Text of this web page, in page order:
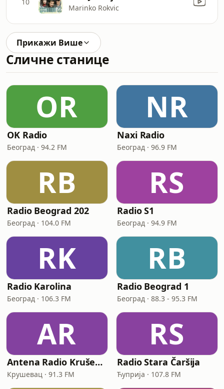
Marinko Rokvic
Прикажи Више
Сличне станице
OR
OK Radio
Београд · 94.2 FM
NR
Naxi Radio
Београд · 96.9 FM
RB
Radio Beograd 202
Београд · 104.0 FM
RS
Radio S1
Београд · 94.9 FM
RK
Radio Karolina
Београд · 106.3 FM
RB
Radio Beograd 1
Београд · 88.3 - 95.3 FM
AR
Antena Radio Kruševac
Крушевац · 91.3 FM
RS
Radio Stara Čaršija
Ћуприја · 107.8 FM